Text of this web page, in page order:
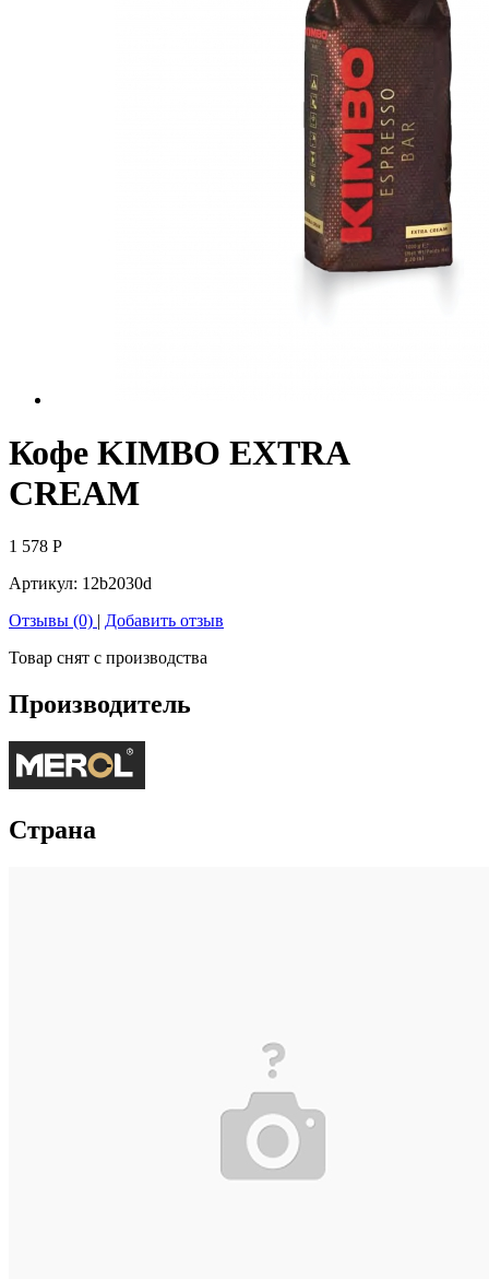
Кофе KIMBO EXTRA
CREAM
1 578 Р
Артикул: 12b2030d
Отзывы (0) | Добавить отзыв
Товар снят с производства
Производитель
Страна